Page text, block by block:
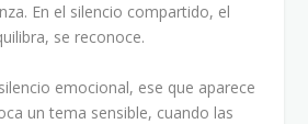
En el silencio compartido, el
se reconoce.
emocional, ese que aparece
un tema sensible, cuando las